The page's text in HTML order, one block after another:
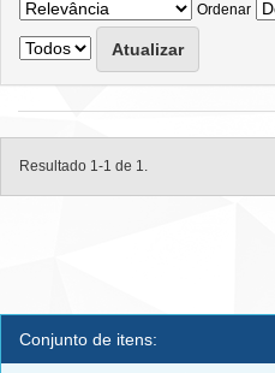
Ordenar
Resultado 1-1 de 1.
Conjunto de itens: